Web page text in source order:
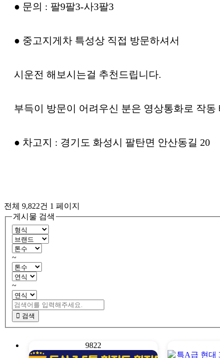
● 문의 : 팔9팔3-사3팔3
● 중고지게차 특성상 직접 방문하셔서
시운전 해보시는걸 추천드립니다.
부득이 방문이 어려우신 분은 영상통화로 작동
● 차고지 : 경기도 화성시 팔탄면 안산동길 20
전체 9,822건 1 페이지
게시물 검색
~
~
검색
9822